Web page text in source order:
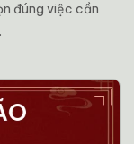
đúng việc cần